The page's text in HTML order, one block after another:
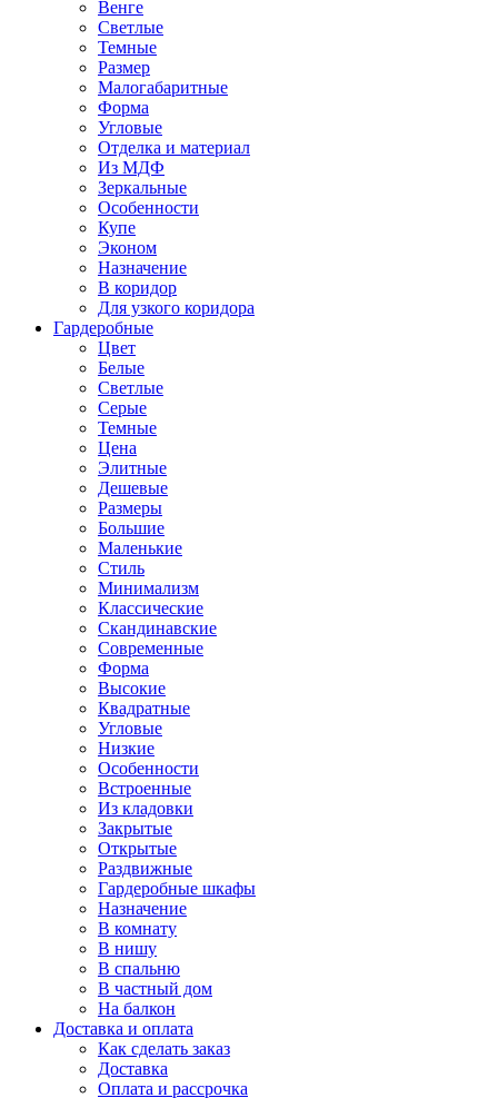
Венге
Светлые
Темные
Размер
Малогабаритные
Форма
Угловые
Отделка и материал
Из МДФ
Зеркальные
Особенности
Купе
Эконом
Назначение
В коридор
Для узкого коридора
Гардеробные
Цвет
Белые
Светлые
Серые
Темные
Цена
Элитные
Дешевые
Размеры
Большие
Маленькие
Стиль
Минимализм
Классические
Скандинавские
Современные
Форма
Высокие
Квадратные
Угловые
Низкие
Особенности
Встроенные
Из кладовки
Закрытые
Открытые
Раздвижные
Гардеробные шкафы
Назначение
В комнату
В нишу
В спальню
В частный дом
На балкон
Доставка и оплата
Как сделать заказ
Доставка
Оплата и рассрочка